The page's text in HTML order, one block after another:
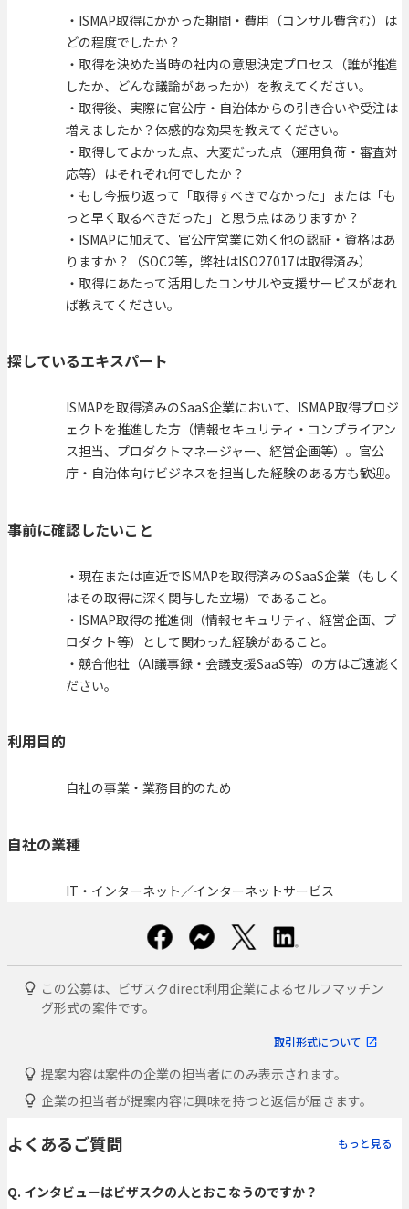
・ISMAP取得にかかった期間・費用（コンサル費含む）は
どの程度でしたか？
・取得を決めた当時の社内の意思決定プロセス（誰が推進
したか、どんな議論があったか）を教えてください。
・取得後、実際に官公庁・自治体からの引き合いや受注は
増えましたか？体感的な効果を教えてください。
・取得してよかった点、大変だった点（運用負荷・審査対
応等）はそれぞれ何でしたか？
・もし今振り返って「取得すべきでなかった」または「も
っと早く取るべきだった」と思う点はありますか？
・ISMAPに加えて、官公庁営業に効く他の認証・資格はあ
りますか？（SOC2等，弊社はISO27017は取得済み）
・取得にあたって活用したコンサルや支援サービスがあれ
ば教えてください。
探しているエキスパート
ISMAPを取得済みのSaaS企業において、ISMAP取得プロジ
ェクトを推進した方（情報セキュリティ・コンプライアン
ス担当、プロダクトマネージャー、経営企画等）。官公
庁・自治体向けビジネスを担当した経験のある方も歓迎。
事前に確認したいこと
・現在または直近でISMAPを取得済みのSaaS企業（もしく
はその取得に深く関与した立場）であること。
・ISMAP取得の推進側（情報セキュリティ、経営企画、プ
ロダクト等）として関わった経験があること。
・競合他社（AI議事録・会議支援SaaS等）の方はご遠滮く
ださい。
利用目的
自社の事業・業務目的のため
自社の業種
IT・インターネット／インターネットサービス
この公募は、ビザスクdirect利用企業によるセルフマッチン
グ形式の案件です。
取引形式について
提案内容は案件の企業の担当者にのみ表示されます。
企業の担当者が提案内容に興味を持つと返信が届きます。
よくあるご質問 もっと見る
Q. インタビューはビザスクの人とおこなうのですか？